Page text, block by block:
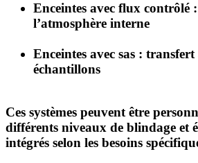
Enceintes avec flux contrôlé
l’atmosphère interne
Enceintes avec sas : transfert
échantillons
Ces systèmes peuvent être
différents niveaux de blindage et
intégrés selon les besoins